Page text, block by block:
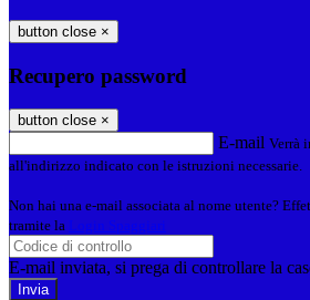
button close ×
Recupero password
button close ×
E-mail Verrà
all'indirizzo indicato con le istruzioni necessarie.
Non hai una e-mail associata al nome utente?
tramite la Login Spaggiari
E-mail inviata, si prega di controllare la